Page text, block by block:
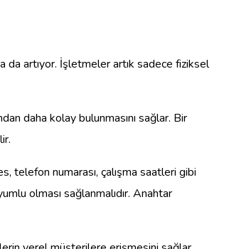
da artıyor. İşletmeler artık sadece fiziksel
daha kolay bulunmasını sağlar. Bir
telefon numarası, çalışma saatleri gibi
olması sağlanmalıdır. Anahtar